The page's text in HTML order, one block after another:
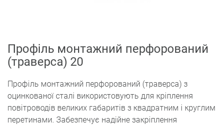
Профіль монтажний перфорований
(траверса) 20
Профіль монтажний перфорований (траверса) з
оцинкованої сталі використовують для кріплення
повітроводів великих габаритів з квадратним і круглим
перетинами. Забезпечує надійне закріплення